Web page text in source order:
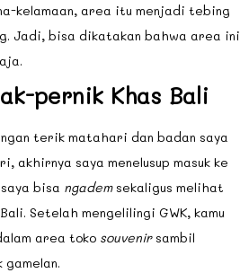
kelamaan, area itu menjadi tebing
Jadi, bisa dikatakan bahwa area ini
pernik Khas Bali
terik matahari dan badan saya
akhirnya saya menelusup masuk ke
bisa ngademsekaligus melihat
Setelah mengelilingi GWK, kamu
area toko souvenirsambil